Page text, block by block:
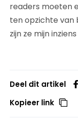
readers moeten
ten opzichte van
zijn ze mijn
Deel dit artikel
Kopieer link